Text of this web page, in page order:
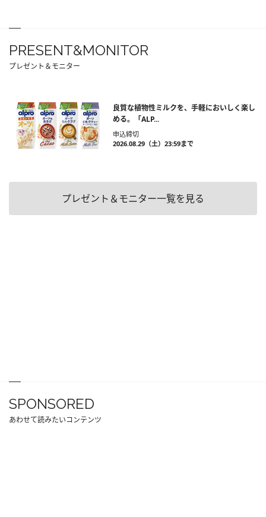
PRESENT&MONITOR
プレゼント＆モニター
良質な植物性ミルクを、手軽においしく楽し
める。「ALP...
申込締切
2026.08.29（土）23:59まで
プレゼント＆モニター一覧を見る
SPONSORED
あわせて読みたいコンテンツ